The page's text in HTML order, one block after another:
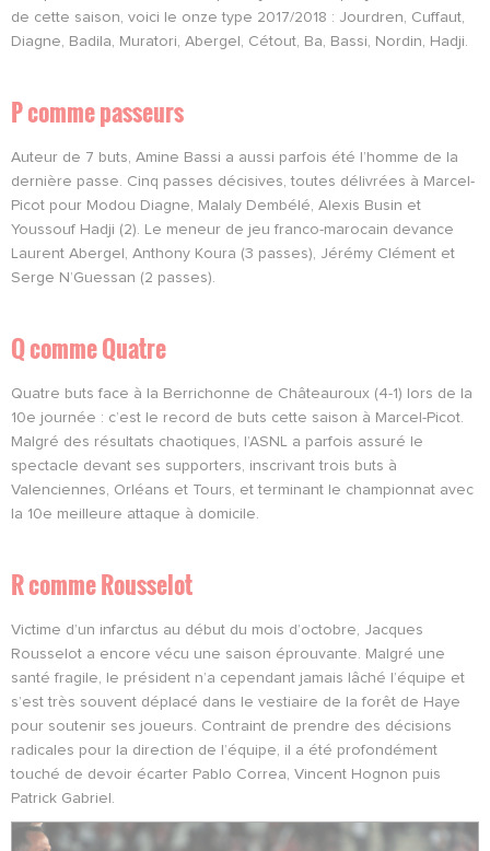
de cette saison, voici le onze type 2017/2018 : Jourdren, Cuffaut,
Diagne, Badila, Muratori, Abergel, Cétout, Ba, Bassi, Nordin, Hadji.
P comme passeurs
Auteur de 7 buts, Amine Bassi a aussi parfois été l’homme de la
dernière passe. Cinq passes décisives, toutes délivrées à Marcel-
Picot pour Modou Diagne, Malaly Dembélé, Alexis Busin et
Youssouf Hadji (2). Le meneur de jeu franco-marocain devance
Laurent Abergel, Anthony Koura (3 passes), Jérémy Clément et
Serge N’Guessan (2 passes).
Q comme Quatre
Quatre buts face à la Berrichonne de Châteauroux (4-1) lors de la
10e journée : c’est le record de buts cette saison à Marcel-Picot.
Malgré des résultats chaotiques, l’ASNL a parfois assuré le
spectacle devant ses supporters, inscrivant trois buts à
Valenciennes, Orléans et Tours, et terminant le championnat avec
la 10e meilleure attaque à domicile.
R comme Rousselot
Victime d’un infarctus au début du mois d’octobre, Jacques
Rousselot a encore vécu une saison éprouvante. Malgré une
santé fragile, le président n’a cependant jamais lâché l’équipe et
s’est très souvent déplacé dans le vestiaire de la forêt de Haye
pour soutenir ses joueurs. Contraint de prendre des décisions
radicales pour la direction de l’équipe, il a été profondément
touché de devoir écarter Pablo Correa, Vincent Hognon puis
Patrick Gabriel.